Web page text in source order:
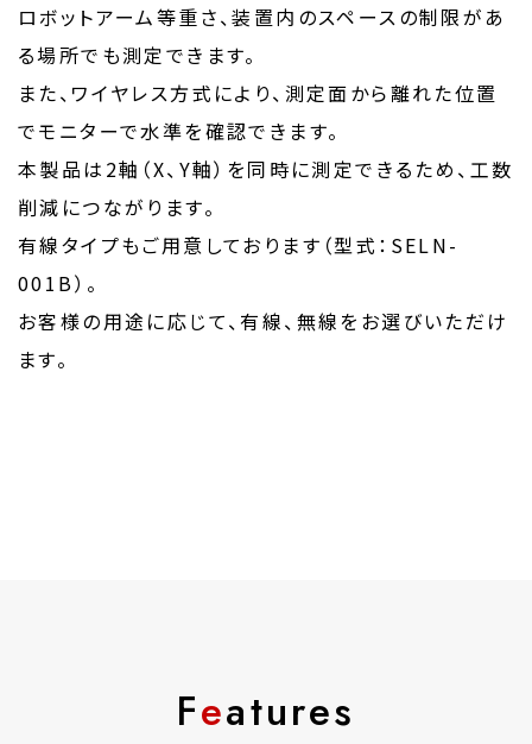
ロボットアーム等重さ、装置内のスペースの制限があ
る場所でも測定できます。
また、ワイヤレス方式により、測定面から離れた位置
でモニターで水準を確認できます。
本製品は2軸（X、Y軸）を同時に測定できるため、工数
削減につながります。
有線タイプもご用意しております（型式：SELN-
001B）。
お客様の用途に応じて、有線、無線をお選びいただけ
ます。
Features